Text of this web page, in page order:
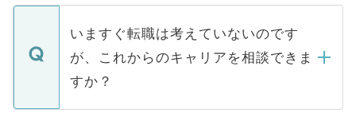
に、医療機関が求める条件に合った人材の
みを人材紹介会社に依頼するケースが増え
ています。
定を承諾する必要はありません。内定先へ
の辞退の連絡はキャリアパートナーが行い
個人情報が漏えいすることはありませんの
で、ご安心ください。当サイトからの登録
などで収集したご登録者様の個人情報は、
ご本人のキャリアアップおよび転職活動の
支援を目的に使用いたします。お預かりし
ているすべての個人データはご本人の許可
いますぐ転職は考えていないのです
が、これからのキャリアを相談できま
すか？